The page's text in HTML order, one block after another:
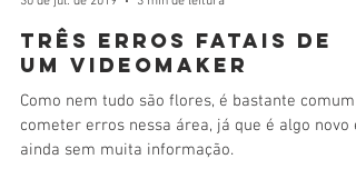
Imagem Plural
30 de jul. de 2019
3 min de leitura
Três erros fatais de
um videomaker
Como nem tudo são flores, é bastante comum